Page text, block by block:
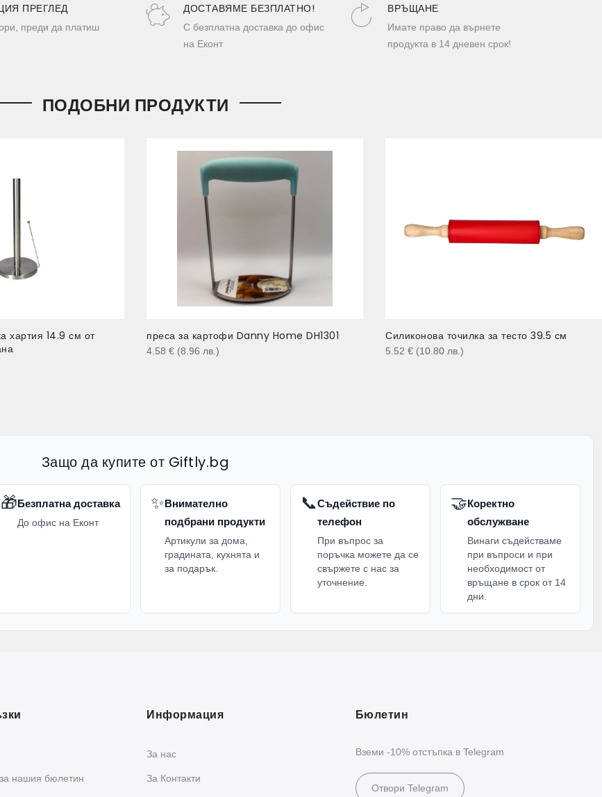
ПРЕГЛЕД
преди да платиш
ДОСТАВЯМЕ БЕЗПЛАТНО!
С безплатна доставка до офис
на Еконт
ВРЪЩАНЕ
Имате право да върнете
продукта в 14 дневен срок!
ПОДОБНИ ПРОДУКТИ
хартия 14.9 см от
преса за картофи Danny Home DH1301
4.58 € (8.96 лв. )
Силиконова точилка за тесто 39.5 см
5.52 € (10.80 лв. )
Защо да купите от Giftly.bg
🎁Безплатна доставка
До офис на Еконт
✨Внимателно
подбрани продукти
Артикули за дома,
градината, кухнята и
за подарък.
📞Съдействие по
телефон
При въпрос за
поръчка можете да се
свържете с нас за
уточнение.
🤝Коректно
обслужване
Винаги съдействаме
при въпроси и при
необходимост от
връщане в срок от 14
дни.
нашия бюлетин
Информация
За нас
За Контакти
Бюлетин
Вземи -10% отстъпка в Telegram
Отвори Telegram